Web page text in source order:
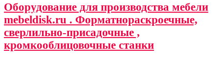
Оборудование для производства мебели
mebeldisk.ru . Форматнораскроечные,
сверлильно-присадочные ,
кромкооблицовочные станки